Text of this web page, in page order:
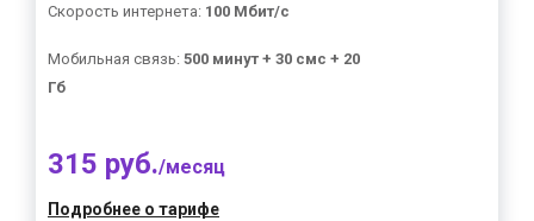
Скорость интернета: 100 Мбит/с
Мобильная связь: 500 минут + 30 смс + 20
Гб
315 руб./месяц
Подробнее о тарифе